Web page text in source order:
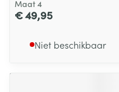
Maat 4
€ 49,95
Niet beschikbaar